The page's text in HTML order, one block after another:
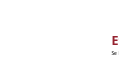
Se